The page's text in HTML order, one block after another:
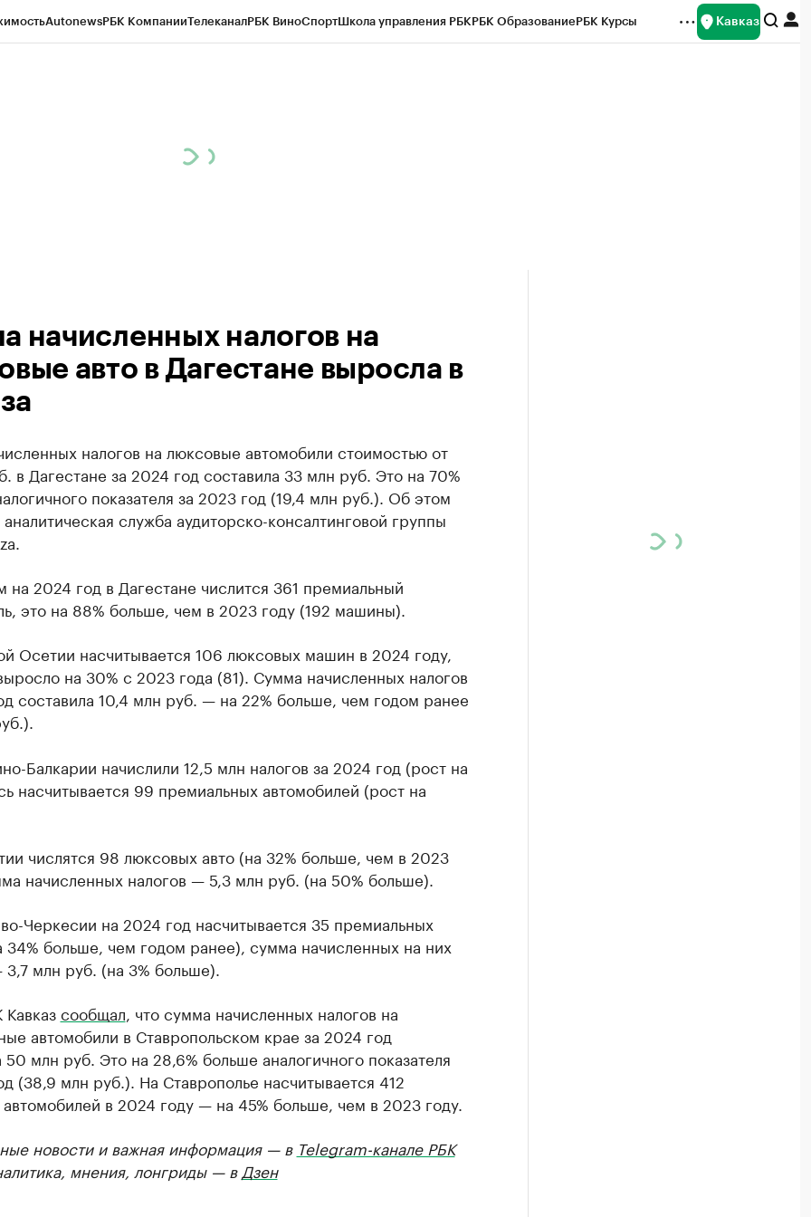
AutonewsРБК КомпанииТелеканалРБК ВиноСпортШкола управления РБКРБК ОбразованиеРБК Курсы Кавказ
начисленных налогов на
авто в Дагестане выросла в
налогов на люксовые автомобили стоимостью от
в Дагестане за 2024 год составила 33 млн руб. Это на 70%
показателя за 2023 год (19,4 млн руб.). Об этом
служба аудиторско-консалтинговой группы
2024 год в Дагестане числится 361 премиальный
это на 88% больше, чем в 2023 году (192 машины).
Осетии насчитывается 106 люксовых машин в 2024 году,
на 30% с 2023 года (81). Сумма начисленных налогов
составила 10,4 млн руб. — на 22% больше, чем годом ранее
Балкарии начислили 12,5 млн налогов за 2024 год (рост на
насчитывается 99 премиальных автомобилей (рост на
числятся 98 люксовых авто (на 32% больше, чем в 2023
начисленных налогов — 5,3 млн руб. (на 50% больше).
Черкесии на 2024 год насчитывается 35 премиальных
больше, чем годом ранее), сумма начисленных на них
млн руб. (на 3% больше).
сообщал , что сумма начисленных налогов на
автомобили в Ставропольском крае за 2024 год
50 млн руб. Это на 28,6% больше аналогичного показателя
(38,9 млн руб.). На Ставрополье насчитывается 412
в 2024 году — на 45% больше, чем в 2023 году.
новости и важная информация — в Telegram-канале РБК
мнения, лонгриды — в Дзен